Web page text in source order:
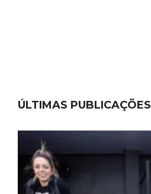
ÚLTIMAS PUBLICAÇÕES